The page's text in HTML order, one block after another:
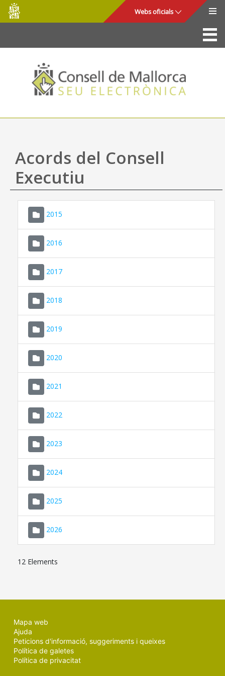
Salta al contingut principal
Consell
de
Mallorca
Webs oficials
La Seu
Consell de Mallorca
Accés i seguretat
Utilitats
Ajuda
Acords del Consell
Executiu
2015
2016
2017
2018
2019
2020
2021
2022
2023
2024
2025
2026
12 Elements
Mapa web
Ajuda
Peticions d'informació, suggeriments i queixes
Política de galetes
Política de privacitat